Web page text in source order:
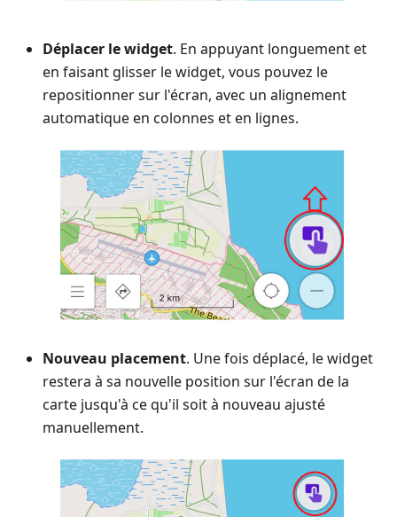
Déplacer le widget. En appuyant longuement et
en faisant glisser le widget, vous pouvez le
repositionner sur l'écran, avec un alignement
automatique en colonnes et en lignes.
Nouveau placement. Une fois déplacé, le widget
restera à sa nouvelle position sur l'écran de la
carte jusqu'à ce qu'il soit à nouveau ajusté
manuellement.